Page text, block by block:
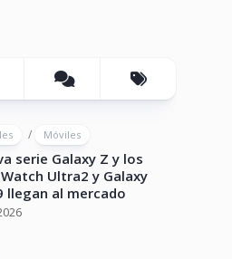
/ Móviles
serie Galaxy Z y los
Ultra2 y Galaxy
llegan al mercado